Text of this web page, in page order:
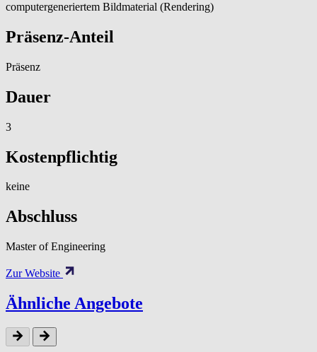
computergeneriertem Bildmaterial (Rendering)
Präsenz-Anteil
Präsenz
Dauer
3
Kostenpflichtig
keine
Abschluss
Master of Engineering
Zur Website
Ähnliche Angebote